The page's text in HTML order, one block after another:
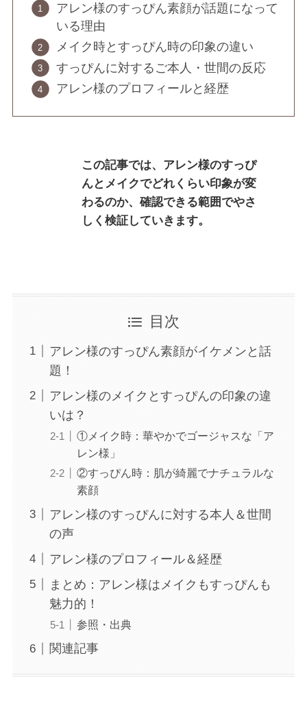
アレン様のすっぴん素顔が話題になって
いる理由
メイク時とすっぴん時の印象の違い
すっぴんに対するご本人・世間の反応
アレン様のプロフィールと経歴
この記事では、アレン様のすっぴ
んとメイクでどれくらい印象が変
わるのか、確認できる範囲でやさ
しく検証していきます。
目次
アレン様のすっぴん素顔がイケメンと話
題！
アレン様のメイクとすっぴんの印象の違
いは？
①メイク時：華やかでゴージャスな「ア
レン様」
②すっぴん時：肌が綺麗でナチュラルな
素顔
アレン様のすっぴんに対する本人＆世間
の声
アレン様のプロフィール＆経歴
まとめ：アレン様はメイクもすっぴんも
魅力的！
参照・出典
関連記事